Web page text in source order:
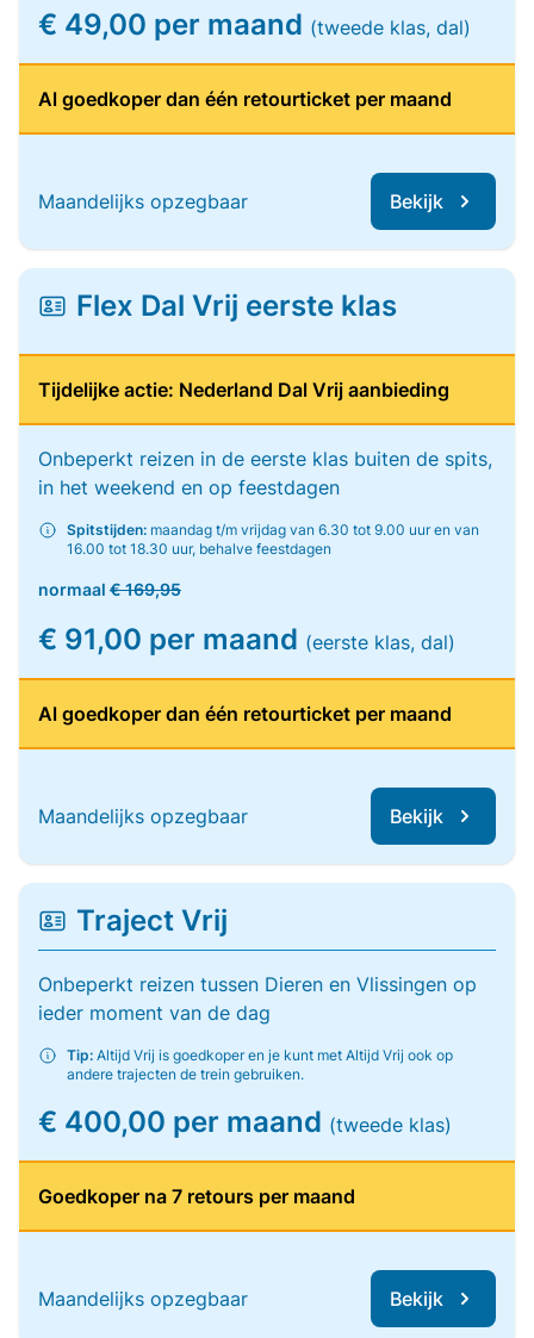
€ 49,00 per maand (tweede klas, dal)
Al goedkoper dan één retourticket per maand
Maandelijks opzegbaar Bekijk
Flex Dal Vrij eerste klas
Tijdelijke actie: Nederland Dal Vrij aanbieding
Onbeperkt reizen in de eerste klas buiten de spits,
in het weekend en op feestdagen
Spitstijden: maandag t/m vrijdag van 6.30 tot 9.00 uur en van
16.00 tot 18.30 uur, behalve feestdagen
normaal € 169,95
€ 91,00 per maand (eerste klas, dal)
Al goedkoper dan één retourticket per maand
Maandelijks opzegbaar Bekijk
Traject Vrij
Onbeperkt reizen tussen Dieren en Vlissingen op
ieder moment van de dag
Tip: Altijd Vrij is goedkoper en je kunt met Altijd Vrij ook op
andere trajecten de trein gebruiken.
€ 400,00 per maand (tweede klas)
Goedkoper na 7 retours per maand
Maandelijks opzegbaar Bekijk